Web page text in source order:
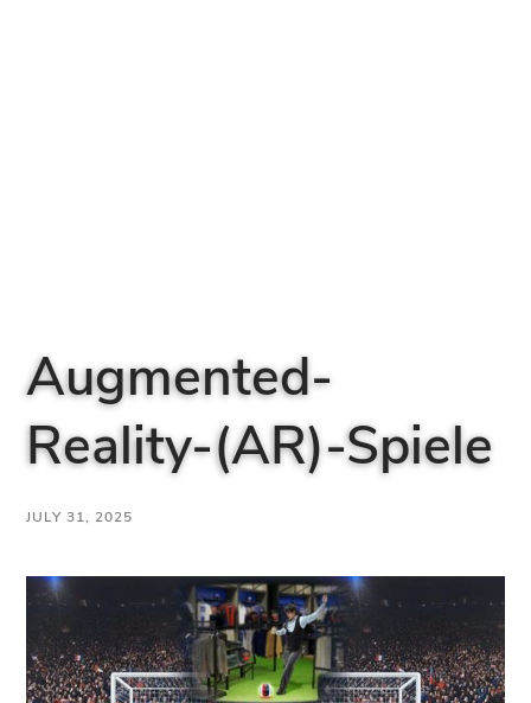
Augmented-
Reality-(AR)-Spiele
JULY 31, 2025